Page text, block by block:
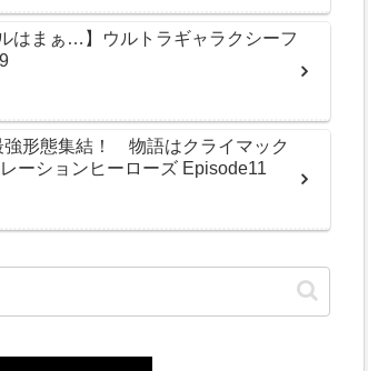
はまぁ…】ウルトラギャラクシーフ
強形態集結！ 物語はクライマック
ーションヒーローズ Episode11